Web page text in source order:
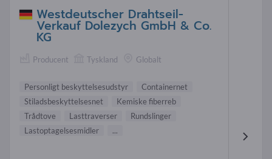
Westdeutscher Drahtseil-
Verkauf Dolezych GmbH & Co.
KG
Producent Tyskland Globalt
Personligt beskyttelsesudstyr
Containernet
Stiladsbeskyttelsesnet
Kemiske fiberreb
Trådtove
Lasttraverser
Rundslinger
Lastoptagelsesmidler
...